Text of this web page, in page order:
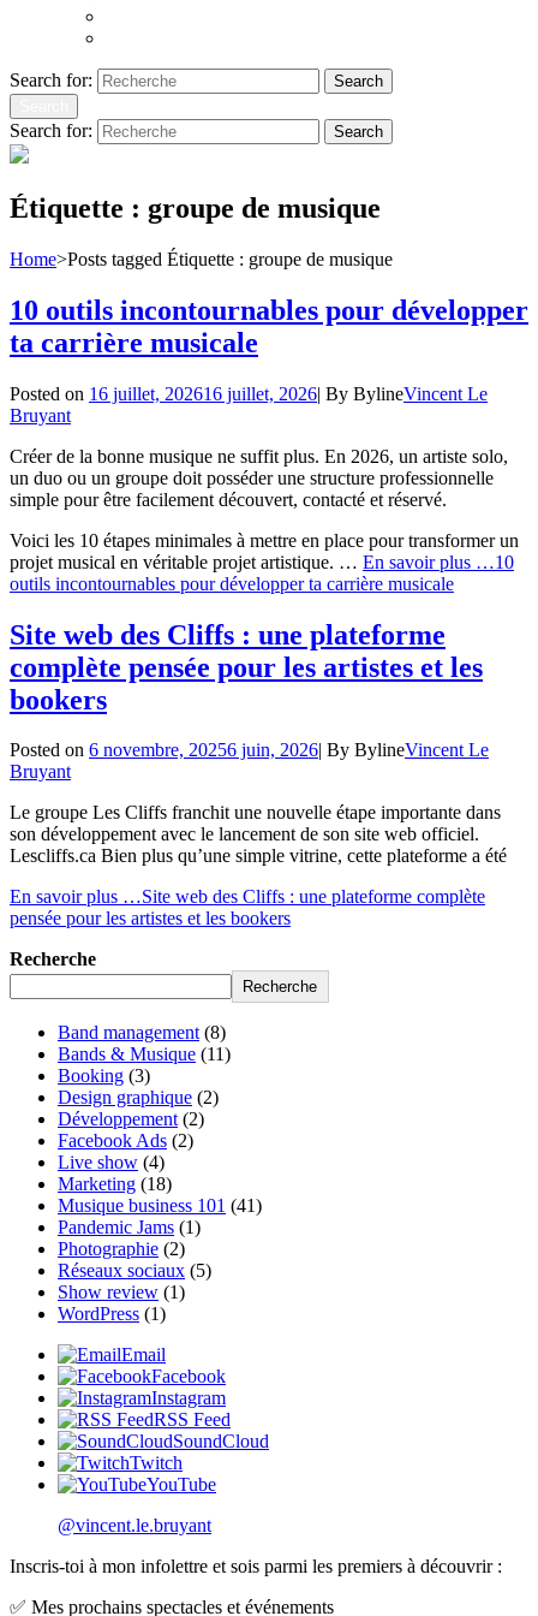
Search for:
Search
Search for: Search
Étiquette : groupe de musique
Home>Posts tagged Étiquette : groupe de musique
10 outils incontournables pour développer
ta carrière musicale
Posted on 16 juillet, 202616 juillet, 2026| By BylineVincent Le
Bruyant
Créer de la bonne musique ne suffit plus. En 2026, un artiste solo,
un duo ou un groupe doit posséder une structure professionnelle
simple pour être facilement découvert, contacté et réservé.
Voici les 10 étapes minimales à mettre en place pour transformer un
projet musical en véritable projet artistique. … En savoir plus …10
outils incontournables pour développer ta carrière musicale
Site web des Cliffs : une plateforme
complète pensée pour les artistes et les
bookers
Posted on 6 novembre, 20256 juin, 2026| By BylineVincent Le
Bruyant
Le groupe Les Cliffs franchit une nouvelle étape importante dans
son développement avec le lancement de son site web officiel.
Lescliffs.ca Bien plus qu’une simple vitrine, cette plateforme a été
En savoir plus …Site web des Cliffs : une plateforme complète
pensée pour les artistes et les bookers
Recherche
Recherche
Band management(8)
Bands & Musique (11)
Booking (3)
Design graphique (2)
Développement(2)
Facebook Ads (2)
Live show (4)
Marketing (18)
Musique business 101 (41)
Pandemic Jams (1)
Photographie (2)
Réseaux sociaux (5)
Show review (1)
WordPress (1)
Email
Facebook
Instagram
RSS Feed
SoundCloud
Twitch
YouTube
@vincent.le.bruyant
Inscris-toi à mon infolettre et sois parmi les premiers à découvrir :
✅ Mes prochains spectacles et événements